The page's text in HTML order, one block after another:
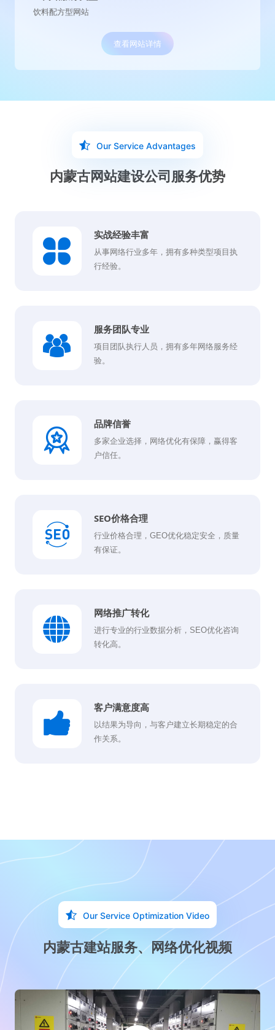
水处理营销型网站
查看网站详情
Our Service Advantages
内蒙古网站建设公司服务优势
实战经验丰富
从事网络行业多年，拥有多种类型项目执
行经验。
服务团队专业
项目团队执行人员，拥有多年网络服务经
验。
品牌信誉
多家企业选择，网络优化有保障，赢得客
户信任。
SEO价格合理
行业价格合理，GEO优化稳定安全，质量
有保证。
网络推广转化
进行专业的行业数据分析，SEO优化咨询
转化高。
客户满意度高
以结果为导向，与客户建立长期稳定的合
作关系。
Our Service Optimization Video
内蒙古建站服务、网络优化视频